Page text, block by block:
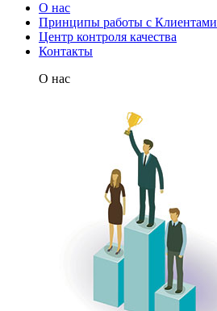
О нас
Принципы работы с Клиентами
Центр контроля качества
Контакты
О нас